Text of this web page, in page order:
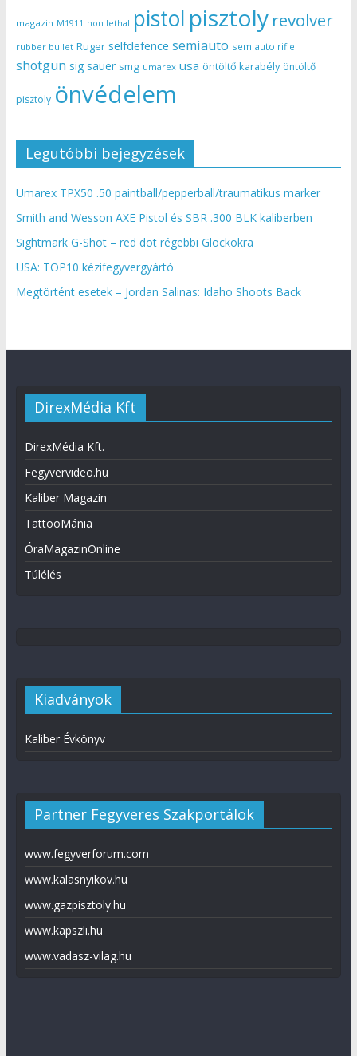
magazin M1911 non lethal pistol pisztoly revolver
rubber bullet Ruger selfdefence semiauto semiauto rifle
shotgun sig sauer smg umarex usa öntöltő karabély öntöltő
pisztoly önvédelem
Legutóbbi bejegyzések
Umarex TPX50 .50 paintball/pepperball/traumatikus marker
Smith and Wesson AXE Pistol és SBR .300 BLK kaliberben
Sightmark G-Shot – red dot régebbi Glockokra
USA: TOP10 kézifegyvergyártó
Megtörtént esetek – Jordan Salinas: Idaho Shoots Back
DirexMédia Kft
DirexMédia Kft.
Fegyvervideo.hu
Kaliber Magazin
TattooMánia
ÓraMagazinOnline
Túlélés
Kiadványok
Kaliber Évkönyv
Partner Fegyveres Szakportálok
www.fegyverforum.com
www.kalasnyikov.hu
www.gazpisztoly.hu
www.kapszli.hu
www.vadasz-vilag.hu